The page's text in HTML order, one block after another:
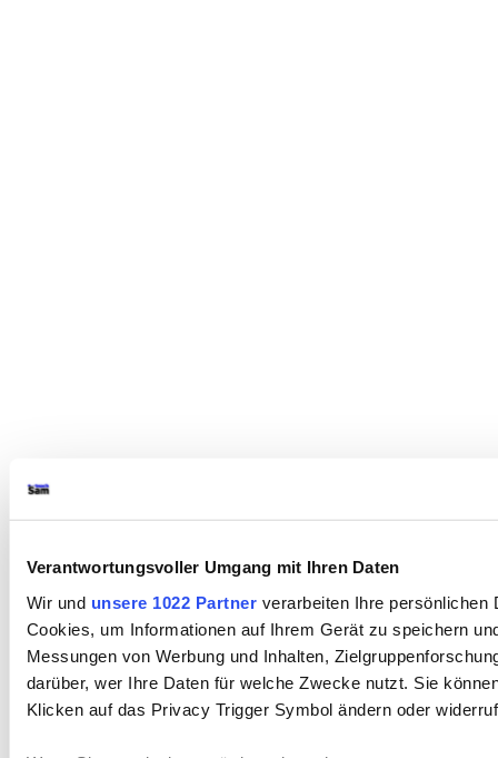
Verantwortungsvoller Umgang mit Ihren Daten
Wir und unsere 1022 Partnerverarbeiten Ihre persönlichen
Cookies, um Informationen auf Ihrem Gerät zu speichern
Messungen von Werbung und Inhalten,
darüber, wer Ihre Daten für welche Zwecke nutzt. Sie
Klicken auf das Privacy Trigger Symbol ändern oder